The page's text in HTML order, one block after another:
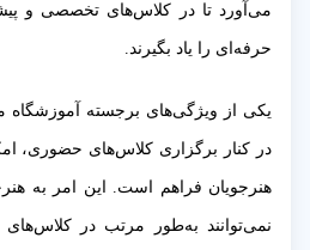
می‌آورد تا در کلاس‌های تخصصی و
حرفه‌ای را یاد بگیرند.
یکی از ویژگی‌های برجسته
در کنار برگزاری کلاس‌های حضوری،
هنرجویان فراهم است. این امر به
نمی‌توانند به‌طور مرتب در